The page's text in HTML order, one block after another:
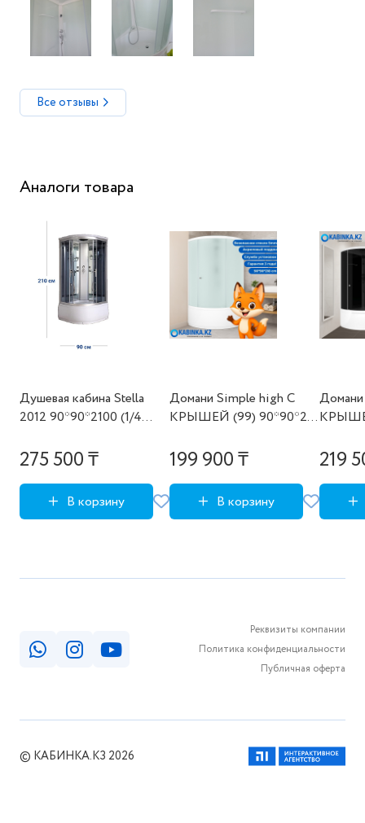
Все отзывы
Аналоги товара
Душевая кабина Stella
2012 90*90*2100 (1/4
выс. поддон)
275 500 ₸
В корзину
Домани Simple high С
КРЫШЕЙ (99) 90*90*218
сатин мат.стек,
199 900 ₸
В корзину
219
Реквизиты компании
Политика конфиденциальности
Публичная оферта
© КАБИНКА.КЗ 2026